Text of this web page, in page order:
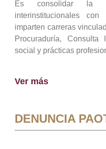
Es consolidar la
interinstitucionales
imparten carreras
Procuraduría,
social y prácticas
Ver más
DENUNCIA